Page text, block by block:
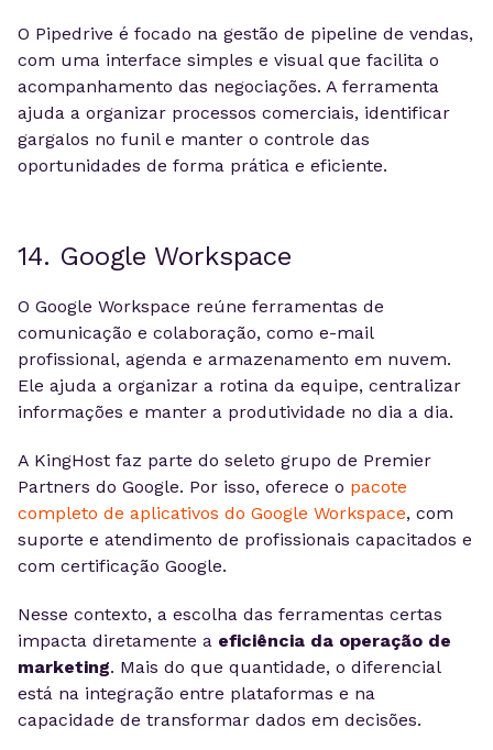
O Pipedrive é focado na gestão de pipeline de vendas,
com uma interface simples e visual que facilita o
acompanhamento das negociações. A ferramenta
ajuda a organizar processos comerciais, identificar
gargalos no funil e manter o controle das
oportunidades de forma prática e eficiente.
14. Google Workspace
O Google Workspace reúne ferramentas de
comunicação e colaboração, como e-mail
profissional, agenda e armazenamento em nuvem.
Ele ajuda a organizar a rotina da equipe, centralizar
informações e manter a produtividade no dia a dia.
A KingHost faz parte do seleto grupo de Premier
Partners do Google. Por isso, oferece o pacote
completo de aplicativos do Google Workspace, com
suporte e atendimento de profissionais capacitados e
com certificação Google.
Nesse contexto, a escolha das ferramentas certas
impacta diretamente a eficiência da operação de
marketing. Mais do que quantidade, o diferencial
está na integração entre plataformas e na
capacidade de transformar dados em decisões.